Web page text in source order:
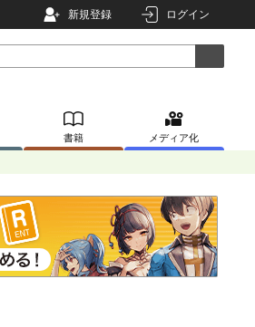
新規登録 ログイン
書籍 メディア化